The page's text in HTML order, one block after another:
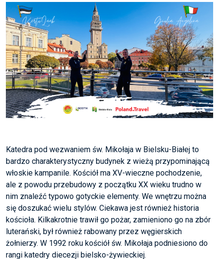
Katedra pod wezwaniem św. Mikołaja w Bielsku-Białej to
bardzo charakterystyczny budynek z wieżą przypominającą
włoskie kampanile. Kościół ma XV-wieczne pochodzenie,
ale z powodu przebudowy z początku XX wieku trudno w
nim znaleźć typowo gotyckie elementy. We wnętrzu można
się doszukać wielu stylów. Ciekawa jest również historia
kościoła. Kilkakrotnie trawił go pożar, zamieniono go na zbór
luterański, był również rabowany przez węgierskich
żołnierzy. W 1992 roku kościół św. Mikołaja podniesiono do
rangi katedry diecezji bielsko-żywieckiej.